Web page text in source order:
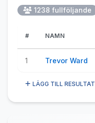
1238 fullföljande
# NAMN
1 Trevor Ward
LÄGG TILL RESULTAT